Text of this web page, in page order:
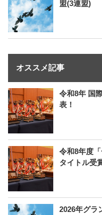
盟(3連盟)
オススメ記事
令和8年 国
表！
令和8年度
タイトル受
2026年グラ